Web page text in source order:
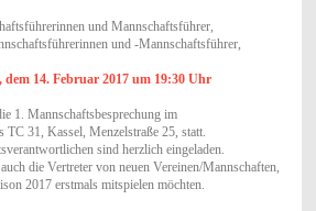
und Mannschaftsführer,
und -Mannschaftsführer,
dem 14. Februar 2017 um 19:30 Uhr
1. Mannschaftsbesprechung im
TC 31, Kassel, Menzelstraße 25, statt.
sind herzlich eingeladen.
die Vertreter von neuen Vereinen/Mannschaften,
2017 erstmals mitspielen möchten.